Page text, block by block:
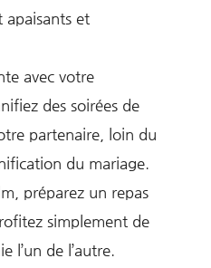
apaisants et
avec votre
des soirées de
partenaire, loin du
du mariage.
préparez un repas
simplement de
l’un de l’autre.